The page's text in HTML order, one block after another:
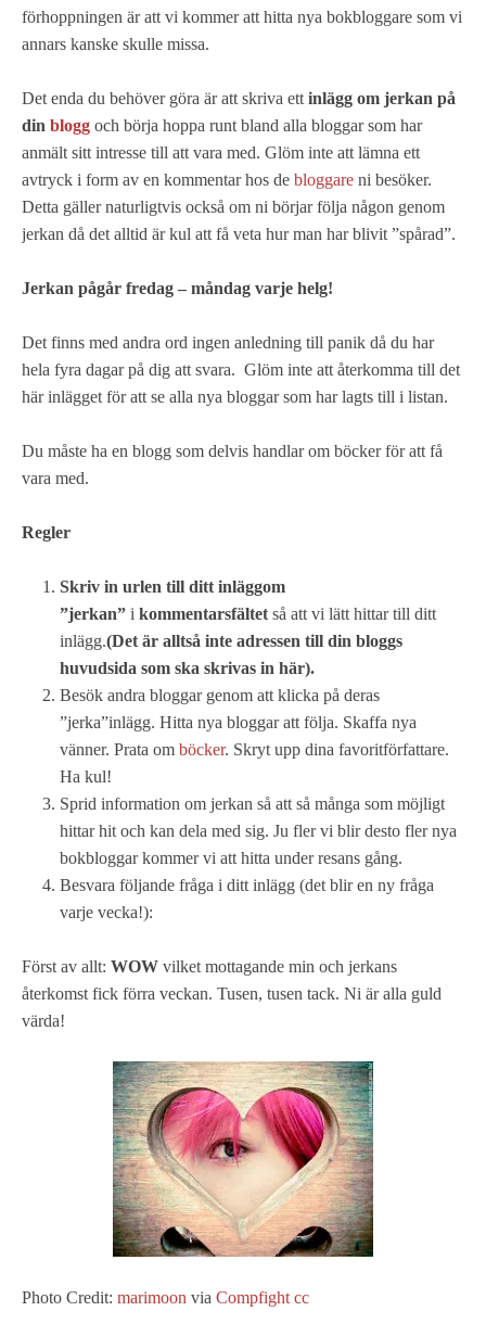
förhoppningen är att vi kommer att hitta nya bokbloggare som vi
annars kanske skulle missa.
Det enda du behöver göra är att skriva ett inlägg om jerkan på
din blogg och börja hoppa runt bland alla bloggar som har
anmält sitt intresse till att vara med. Glöm inte att lämna ett
avtryck i form av en kommentar hos de bloggare ni besöker.
Detta gäller naturligtvis också om ni börjar följa någon genom
jerkan då det alltid är kul att få veta hur man har blivit ”spårad”.
Jerkan pågår fredag – måndag varje helg!
Det finns med andra ord ingen anledning till panik då du har
hela fyra dagar på dig att svara. Glöm inte att återkomma till det
här inlägget för att se alla nya bloggar som har lagts till i listan.
Du måste ha en blogg som delvis handlar om böcker för att få
vara med.
Regler
Skriv in urlen till ditt inläggom
”jerkan” i kommentarsfältet så att vi lätt hittar till ditt
inlägg.(Det är alltså inte adressen till din bloggs
huvudsida som ska skrivas in här).
Besök andra bloggar genom att klicka på deras
”jerka”inlägg. Hitta nya bloggar att följa. Skaffa nya
vänner. Prata om böcker. Skryt upp dina favoritförfattare.
Ha kul!
Sprid information om jerkan så att så många som möjligt
hittar hit och kan dela med sig. Ju fler vi blir desto fler nya
bokbloggar kommer vi att hitta under resans gång.
Besvara följande fråga i ditt inlägg (det blir en ny fråga
varje vecka!):
Först av allt: WOW vilket mottagande min och jerkans
återkomst fick förra veckan. Tusen, tusen tack. Ni är alla guld
värda!
Photo Credit: marimoon via Compfight cc